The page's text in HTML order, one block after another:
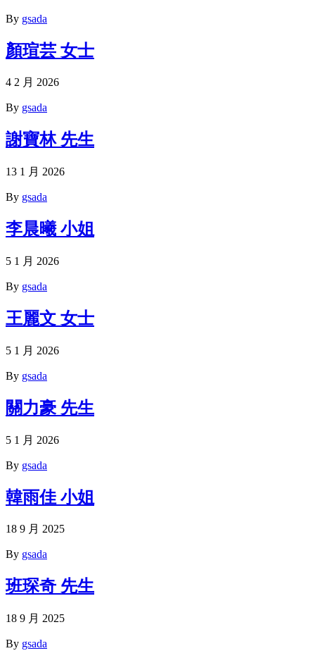
By gsada
顏瑄芸 女士
4 2 月 2026
By gsada
謝寶林 先生
13 1 月 2026
By gsada
李晨曦 小姐
5 1 月 2026
By gsada
王麗文 女士
5 1 月 2026
By gsada
關力豪 先生
5 1 月 2026
By gsada
韓雨佳 小姐
18 9 月 2025
By gsada
班琛奇 先生
18 9 月 2025
By gsada